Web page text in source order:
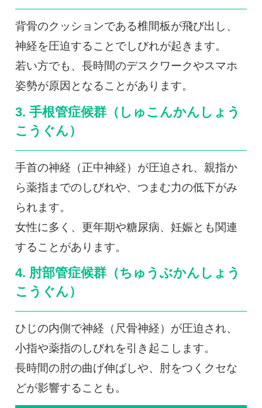
背骨のクッションである椎間板が飛び出し、
神経を圧迫することでしびれが起きます。
若い方でも、長時間のデスクワークやスマホ
姿勢が原因となることがあります。
3. 手根管症候群（しゅこんかんしょう
こうぐん）
手首の神経（正中神経）が圧迫され、親指か
ら薬指までのしびれや、つまむ力の低下がみ
られます。
女性に多く、更年期や糖尿病、妊娠とも関連
することがあります。
4. 肘部管症候群（ちゅうぶかんしょう
こうぐん）
ひじの内側で神経（尺骨神経）が圧迫され、
小指や薬指のしびれを引き起こします。
長時間の肘の曲げ伸ばしや、肘をつくクセな
どが影響することも。